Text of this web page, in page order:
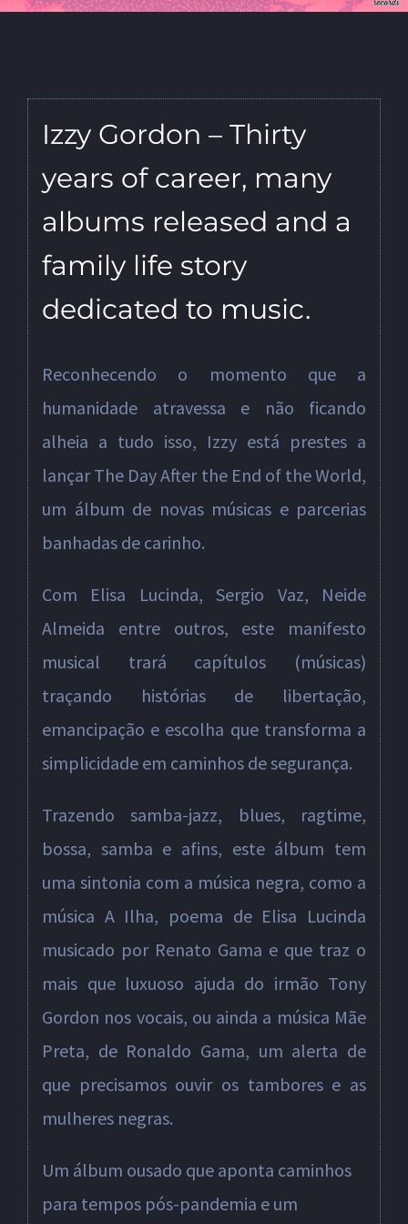
Izzy Gordon – Thirty
years of career, many
albums released and a
family life story
dedicated to music.
Reconhecendo o momento que a
humanidade atravessa e não ficando
alheia a tudo isso, Izzy está prestes a
lançar The Day After the End of the World,
um álbum de novas músicas e parcerias
banhadas de carinho.
Com Elisa Lucinda, Sergio Vaz, Neide
Almeida entre outros, este manifesto
musical trará capítulos (músicas)
traçando histórias de libertação,
emancipação e escolha que transforma a
simplicidade em caminhos de segurança.
Trazendo samba-jazz, blues, ragtime,
bossa, samba e afins, este álbum tem
uma sintonia com a música negra, como a
música A Ilha, poema de Elisa Lucinda
musicado por Renato Gama e que traz o
mais que luxuoso ajuda do irmão Tony
Gordon nos vocais, ou ainda a música Mãe
Preta, de Ronaldo Gama, um alerta de
que precisamos ouvir os tambores e as
mulheres negras.
Um álbum ousado que aponta caminhos
para tempos pós-pandemia e um